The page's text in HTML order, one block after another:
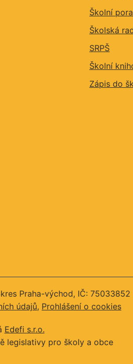
Školní
Školská
SRPŠ
Školní
Zápis do
Praha-východ, IČ: 75033852
údajů Prohlášení o cookies
Edefi s.r.o.
legislativy pro školy a obce